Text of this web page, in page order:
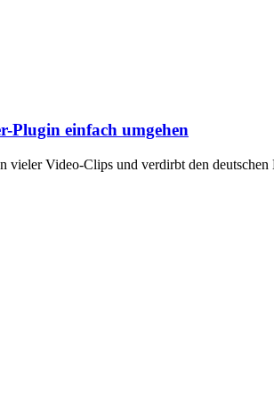
Plugin einfach umgehen
Video-Clips und verdirbt den